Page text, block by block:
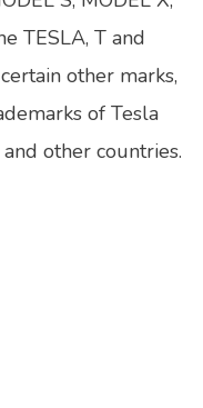
TESLA, T and
other marks,
of Tesla
other countries.